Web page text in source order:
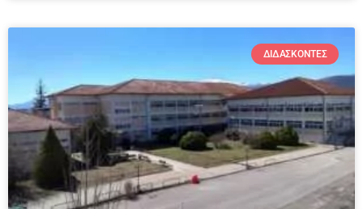
ΔΙΔΆΣΚΟΝΤΕΣ